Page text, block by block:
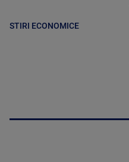
STIRI ECONOMICE